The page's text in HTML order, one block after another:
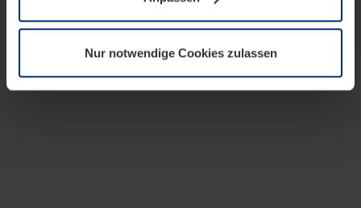
wir Ihre Erlaubnis. Ihre Einwilligung können Sie jederzeit
Datenschutzerklärungunserer Website ändern oder
widerrufen.
Nur notwendige Cookies zulassen